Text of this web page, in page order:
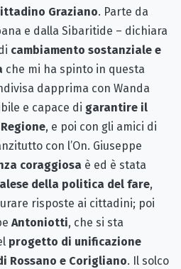
Graziano. Parte da
e dalla Sibaritide – dichiara
cambiamento sostanziale e
che mi ha spinto in questa
dapprima con Wanda
e capace di garantire il
, e poi con gli amici di
con l’On. Giuseppe
coraggiosa è ed è stata
della politica del fare,
risposte ai cittadini; poi
Antoniotti, che si sta
progetto di unificazione
Rossano e Corigliano. Il solco